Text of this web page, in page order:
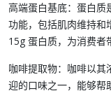
高端蛋白基底： 蛋白质
功能，包括肌肉维持和
15g 蛋白质，为消费者
咖啡提取物： 咖啡以其
迎的口味之一，能够帮